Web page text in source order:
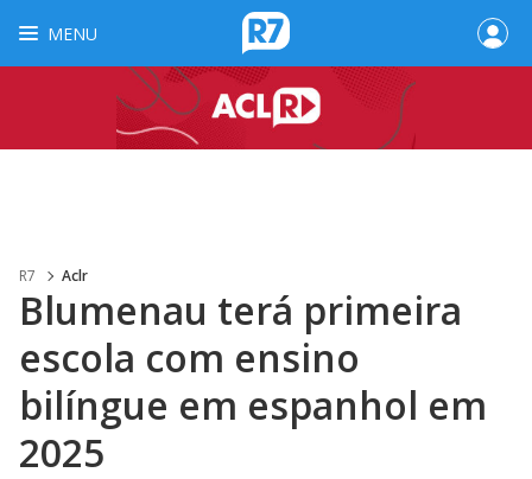
MENU
R7 Aclr
Blumenau terá primeira
escola com ensino
bilíngue em espanhol em
2025